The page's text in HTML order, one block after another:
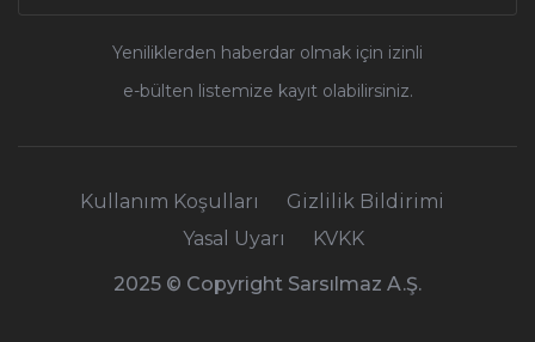
Yeniliklerden haberdar olmak için izinli
e-bülten listemize kayıt olabilirsiniz.
Kullanım Koşulları
Gizlilik Bildirimi
Yasal Uyarı
KVKK
2025 © Copyright Sarsılmaz A.Ş.